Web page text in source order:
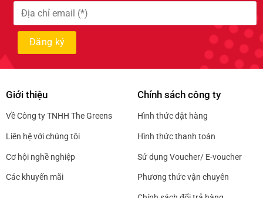
Giới thiệu
Về Công ty TNHH The Greens
Liên hệ với chúng tôi
Cơ hội nghề nghiệp
Các khuyến mãi
Chính sách công ty
Hình thức đặt hàng
Hình thức thanh toán
Sử dụng Voucher/ E-voucher
Phương thức vận chuyên